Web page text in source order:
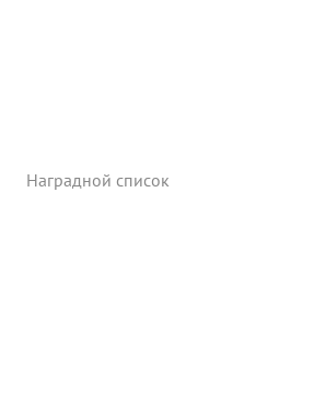
Наградной список